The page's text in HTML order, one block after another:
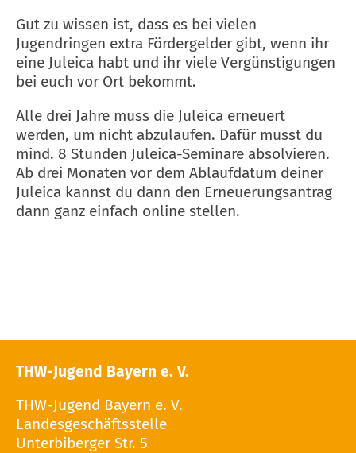
Gut zu wissen ist, dass es bei vielen
Jugendringen extra Fördergelder gibt, wenn ihr
eine Juleica habt und ihr viele Vergünstigungen
bei euch vor Ort bekommt.
Alle drei Jahre muss die Juleica erneuert
werden, um nicht abzulaufen. Dafür musst du
mind. 8 Stunden Juleica-Seminare absolvieren.
Ab drei Monaten vor dem Ablaufdatum deiner
Juleica kannst du dann den Erneuerungsantrag
dann ganz einfach online stellen.
THW-Jugend Bayern e. V.
THW-Jugend Bayern e. V.
Landesgeschäftsstelle
Unterbiberger Str. 5